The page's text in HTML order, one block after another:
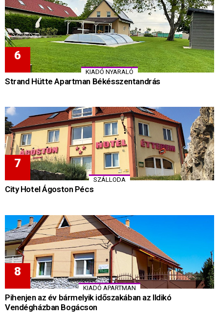
KIADÓ NYARALÓ
Strand Hütte Apartman Békésszentandrás
SZÁLLODA
City Hotel Ágoston Pécs
KIADÓ APARTMAN
Pihenjen az év bármelyik időszakában az Ildikó
Vendégházban Bogácson